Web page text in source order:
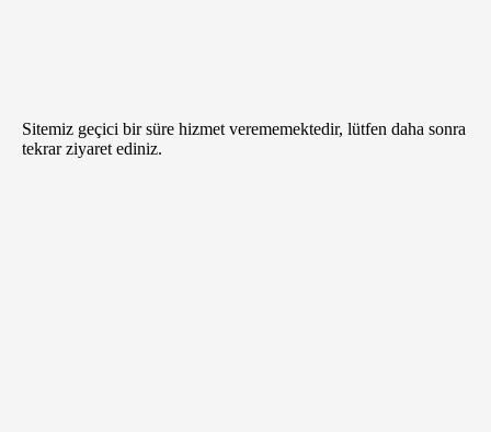
Sitemiz geçici bir süre hizmet verememektedir, lütfen daha sonra
tekrar ziyaret ediniz.